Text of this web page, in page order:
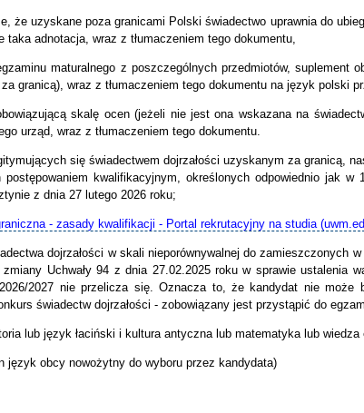
że uzyskane poza granicami Polski świadectwo uprawnia do
taka adnotacja, wraz z tłumaczeniem tego dokumentu,
maturalnego z poszczególnych przedmiotów,
granicą), wraz z tłumaczeniem tego dokumentu na język polski
skalę ocen (jeżeli nie jest ona wskazana na
urząd, wraz z tłumaczeniem tego dokumentu.
się świadectwem dojrzałości uzyskanym za granicą,
kwalifikacyjnym, określonych odpowiednio jak
z dnia 27 lutego 2026 roku;
- zasady kwalifikacji - Portal rekrutacyjny na studia
dojrzałości w skali nieporównywalnej do zamieszczonych w
Uchwały 94 z dnia 27.02.2025 roku w sprawie
2027 nie przelicza się. Oznacza to, że kandydat nie może
świadectw dojrzałości - zobowiązany jest przystąpić do
lub język łaciński i kultura antyczna lub matematyka lub wiedza
język obcy nowożytny do wyboru przez kandydata)